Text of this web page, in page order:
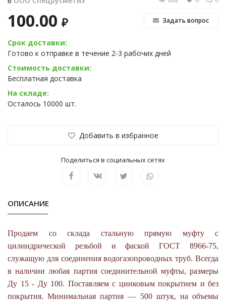
100.00 ₽ Задать вопрос
Срок доставки:
Готово к отправке в течение 2-3 рабочих дней
Стоимость доставки:
Бесплатная доставка
На складе:
Осталось 10000 шт.
Добавить в избранное
Поделиться в социальных сетях
ОПИСАНИЕ
Продаем со склада стальную прямую муфту с
цилиндрической резьбой и фаской ГОСТ 8966-75,
служащую для соединения водогазопроводных труб. Всегда
в наличии любая партия соединительной муфты, размеры
Ду 15 - Ду 100. Поставляем с цинковым покрытием и без
покрытия. Минимальная партия — 500 штук, на объемы